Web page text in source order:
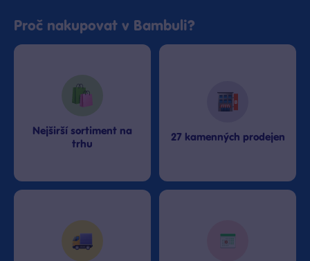
Proč nakupovat v Bambuli?
Nejširší sortiment na
trhu
27 kamenných prodejen